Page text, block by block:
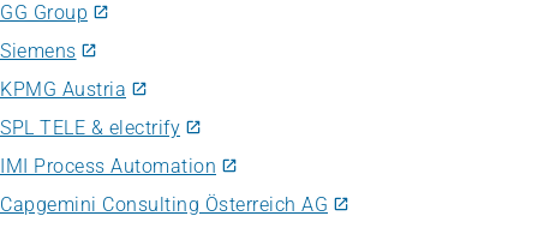
GG Group
Siemens
KPMG Austria
SPL TELE & electrify
IMI Process Automation
Capgemini Consulting Österreich AG